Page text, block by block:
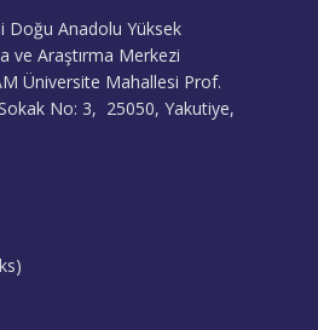
Doğu Anadolu Yüksek
ve Araştırma Merkezi
Üniversite Mahallesi Prof.
No: 3, 25050, Yakutiye,